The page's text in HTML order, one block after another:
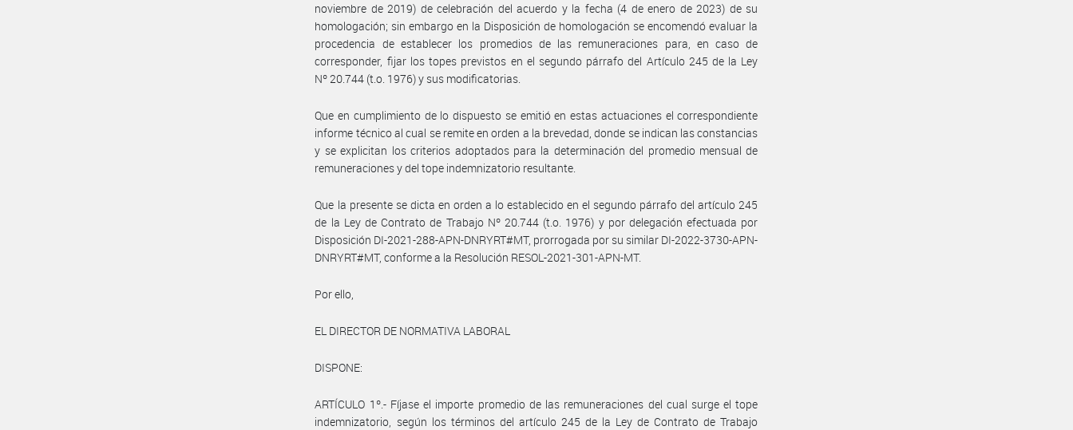
noviembre de 2019) de celebración del acuerdo y la fecha (4 de enero de 2023) de su
homologación; sin embargo en la Disposición de homologación se encomendó evaluar la
procedencia de establecer los promedios de las remuneraciones para, en caso de
corresponder, fijar los topes previstos en el segundo párrafo del Artículo 245 de la Ley
Nº 20.744 (t.o. 1976) y sus modificatorias.
Que en cumplimiento de lo dispuesto se emitió en estas actuaciones el correspondiente
informe técnico al cual se remite en orden a la brevedad, donde se indican las constancias
y se explicitan los criterios adoptados para la determinación del promedio mensual de
remuneraciones y del tope indemnizatorio resultante.
Que la presente se dicta en orden a lo establecido en el segundo párrafo del artículo 245
de la Ley de Contrato de Trabajo Nº 20.744 (t.o. 1976) y por delegación efectuada por
Disposición DI-2021-288-APN-DNRYRT#MT, prorrogada por su similar DI-2022-3730-APN-
DNRYRT#MT, conforme a la Resolución RESOL-2021-301-APN-MT.
Por ello,
EL DIRECTOR DE NORMATIVA LABORAL
DISPONE:
ARTÍCULO 1º.- Fíjase el importe promedio de las remuneraciones del cual surge el tope
indemnizatorio, según los términos del artículo 245 de la Ley de Contrato de Trabajo